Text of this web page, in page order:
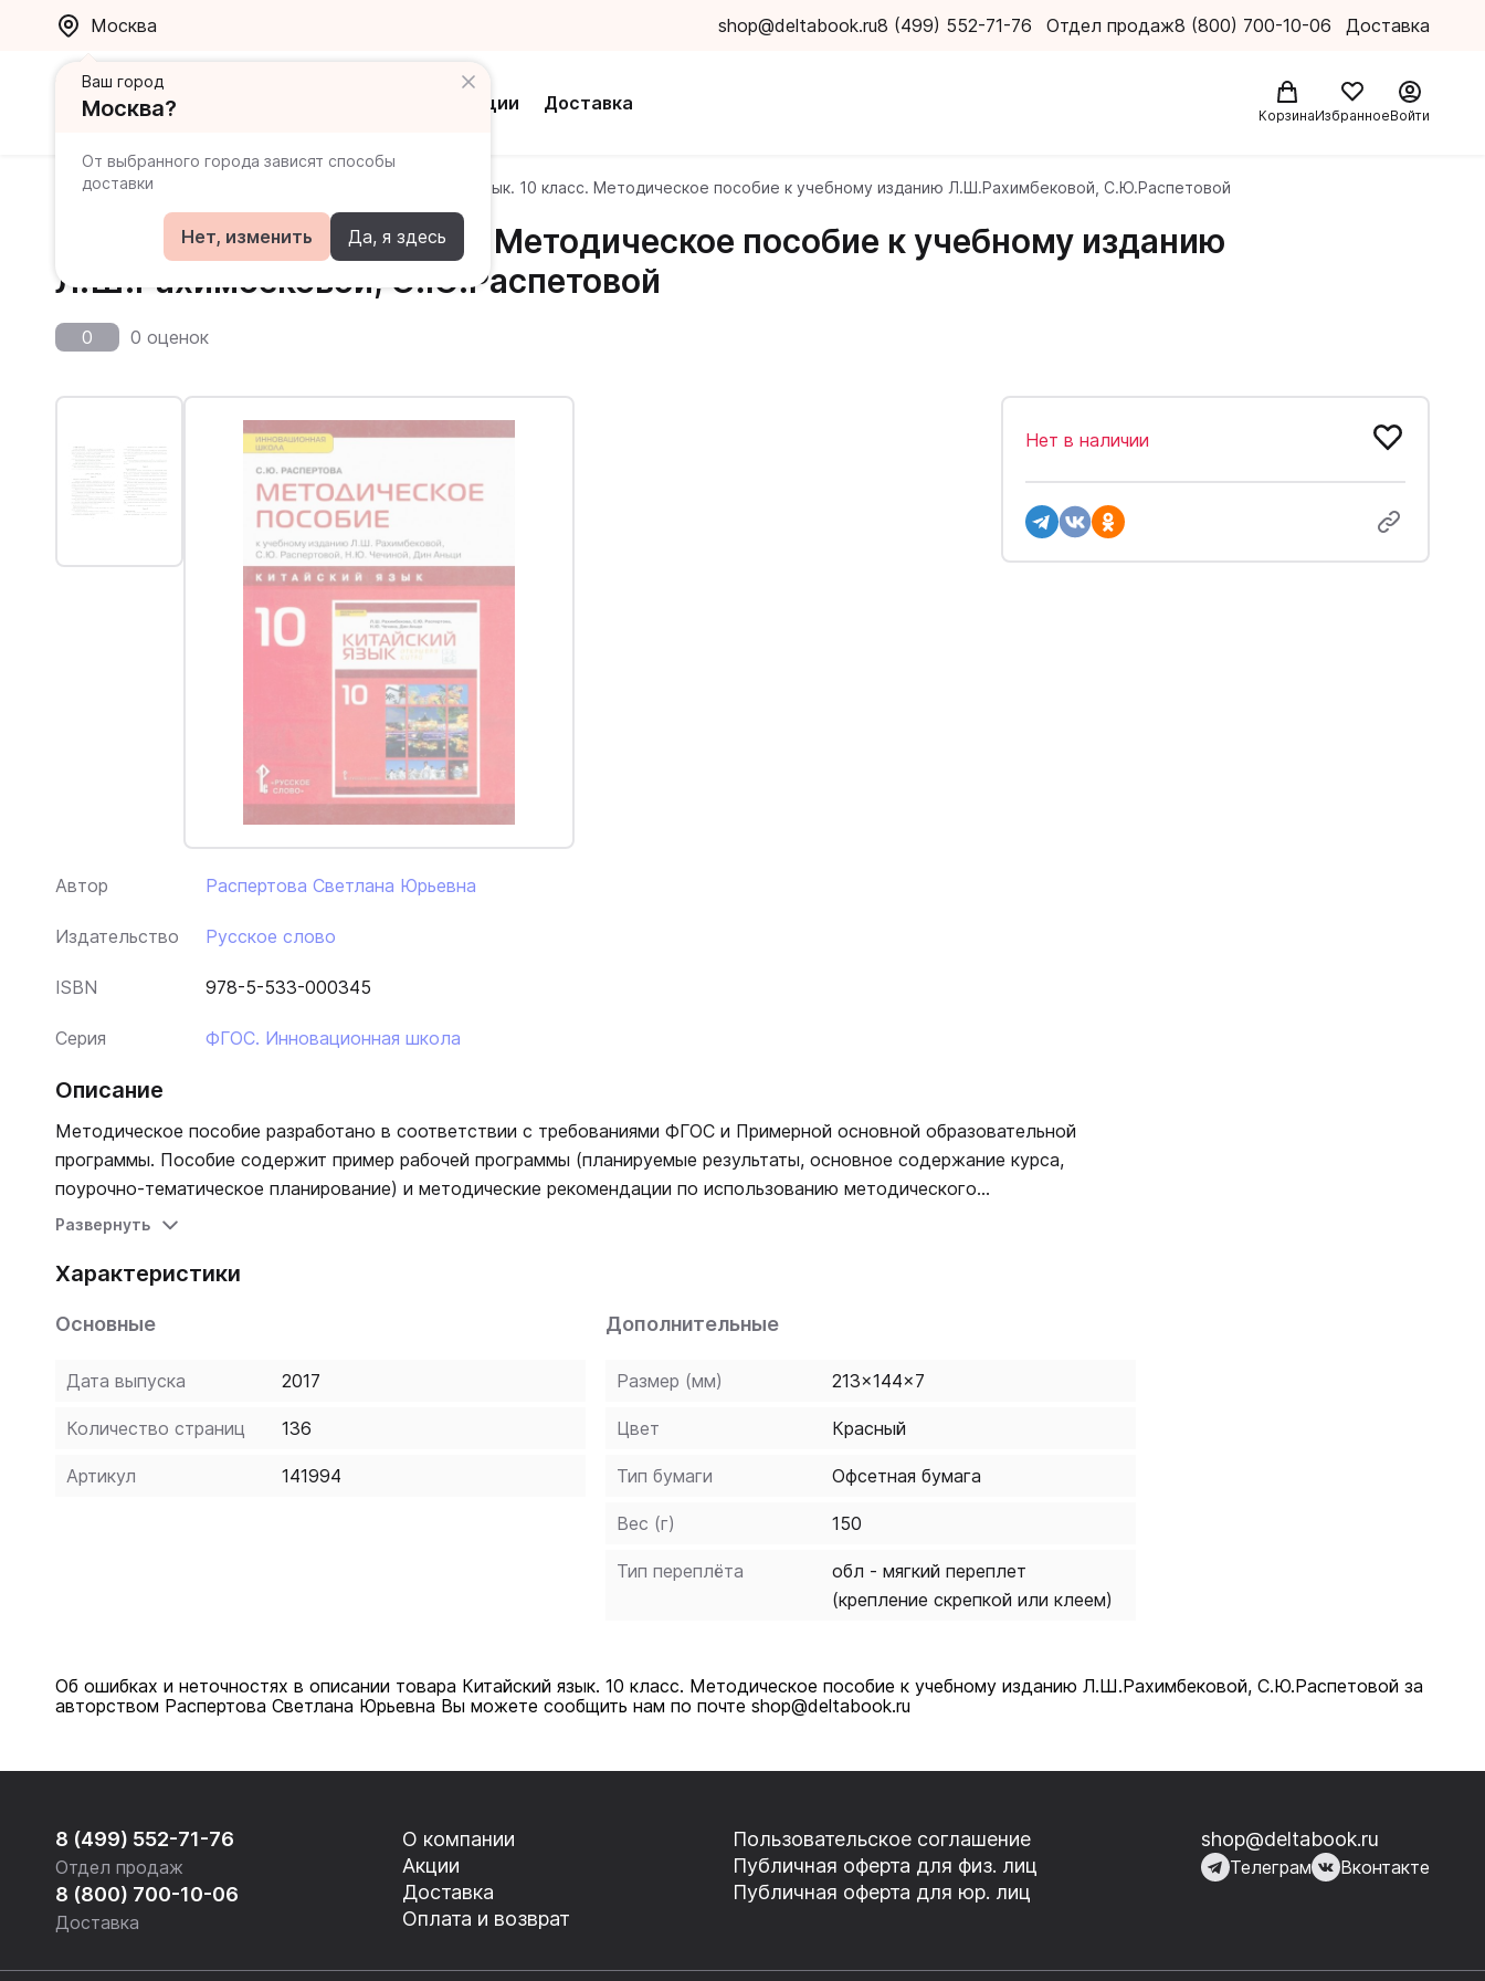
Москва shop@deltabook.ru8 (499) 552-71-76 Отдел продаж8 (800) 700-10-06 Доставка
Акции Доставка
КорзинаИзбранноеВойти
Ваш город
Москва?
От выбранного города зависят способы
доставки
Нет, изменить Да, я здесь
Главная Каталог Китайский язык. 10 класс. Методическое пособие к учебному изданию Л.Ш.Рахимбековой, С.Ю.Распетовой
Китайский язык. 10 класс. Методическое пособие к учебному изданию
Л.Ш.Рахимбековой, С.Ю.Распетовой
0 0 оценок
Автор Распертова Светлана Юрьевна
Издательство Русское слово
ISBN 978-5-533-000345
Серия ФГОС. Инновационная школа
Нет в наличии
Описание
Методическое пособие разработано в соответствии с требованиями ФГОС и Примерной основной образовательной
программы. Пособие содержит пример рабочей программы (планируемые результаты, основное содержание курса,
поурочно-тематическое планирование) и методические рекомендации по использованию методического
потенциала учебного издания.
Развернуть
Характеристики
Основные
Дата выпуска 2017
Количество страниц 136
Артикул 141994
Дополнительные
Размер (мм) 213x144x7
Цвет Красный
Тип бумаги Офсетная бумага
Вес (г) 150
Тип переплёта
обл - мягкий переплет
(крепление скрепкой или клеем)
Об ошибках и неточностях в описании товара Китайский язык. 10 класс. Методическое пособие к учебному изданию Л.Ш.Рахимбековой, С.Ю.Распетовой за
авторством Распертова Светлана Юрьевна Вы можете сообщить нам по почте shop@deltabook.ru
8 (499) 552-71-76
Отдел продаж
8 (800) 700-10-06
Доставка
О компании
Акции
Доставка
Оплата и возврат
Пользовательское соглашение
Публичная оферта для физ. лиц
Публичная оферта для юр. лиц
shop@deltabook.ru
Телеграм Вконтакте